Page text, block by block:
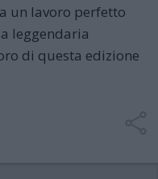
un lavoro perfetto
leggendaria
di questa edizione